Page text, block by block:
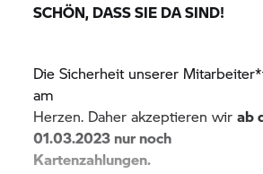
SCHÖN, DASS SIE DA SIND!
Die Sicherheit unserer
am
Herzen. Daher akzeptieren wirab
01.03.2023 nur noch
Kartenzahlungen.